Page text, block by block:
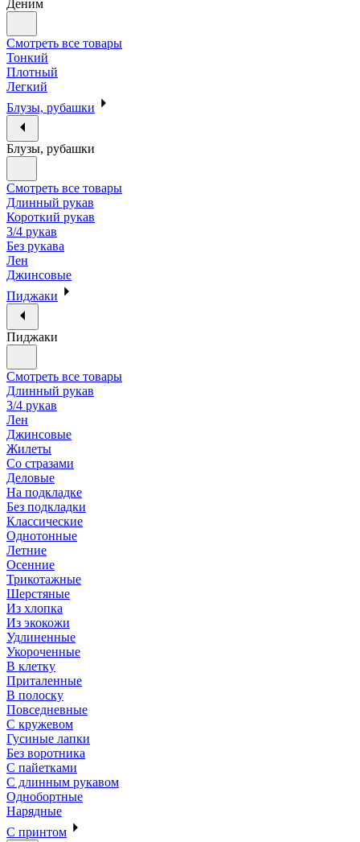
Деним
Смотреть все товары
Тонкий
Плотный
Легкий
Блузы, рубашки
Блузы, рубашки
Смотреть все товары
Длинный рукав
Короткий рукав
3/4 рукав
Без рукава
Лен
Джинсовые
Пиджаки
Пиджаки
Смотреть все товары
Длинный рукав
3/4 рукав
Лен
Джинсовые
Жилеты
Со стразами
Деловые
На подкладке
Без подкладки
Классические
Однотонные
Летние
Осенние
Трикотажные
Шерстяные
Из хлопка
Из экокожи
Удлиненные
Укороченные
В клетку
Приталенные
В полоску
Повседневные
С кружевом
Гусиные лапки
Без воротника
С пайетками
С длинным рукавом
Однобортные
Нарядные
С принтом